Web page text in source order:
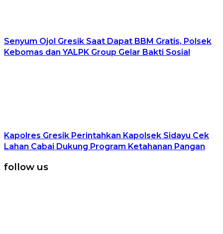
Senyum Ojol Gresik Saat Dapat BBM Gratis, Polsek
Kebomas dan YALPK Group Gelar Bakti Sosial
Kapolres Gresik Perintahkan Kapolsek Sidayu Cek
Lahan Cabai Dukung Program Ketahanan Pangan
follow us